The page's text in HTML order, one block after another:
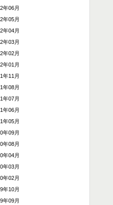
年06月
年05月
年04月
年03月
年02月
年01月
年11月
年08月
年07月
年06月
年05月
年09月
年08月
年04月
年03月
年02月
年10月
年09月